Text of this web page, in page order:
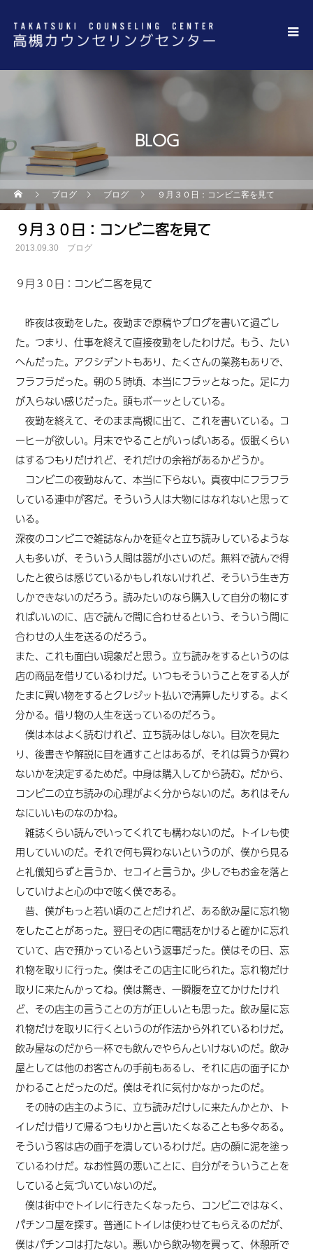
BLOG
ブログ ブログ ９月３０日：コンビニ客を見て
９月３０日：コンビニ客を見て
2013.09.30 ブログ
９月３０日 ： コンビニ客を見て
昨夜は夜勤をした。夜勤まで原稿やブログを書いて過ごし
た。つまり、仕事を終えて直接夜勤をしたわけだ。もう、たい
へんだった。アクシデントもあり、たくさんの業務もありで、
フラフラだった。朝の５時頃、本当にフラッとなった。足に力
が入らない感じだった。頭もボーッとしている。
夜勤を終えて、そのまま高槻に出て、これを書いている。コ
ーヒーが欲しい。月末でやることがいっぱいある。仮眠くらい
はするつもりだけれど、それだけの余裕があるかどうか。
コンビニの夜勤なんて、本当に下らない。真夜中にフラフラ
している連中が客だ。そういう人は大物にはなれないと思って
いる。
深夜のコンビニで雑誌なんかを延々と立ち読みしているような
人も多いが、そういう人間は器が小さいのだ。無料で読んで得
したと彼らは感じているかもしれないけれど、そういう生き方
しかできないのだろう。読みたいのなら購入して自分の物にす
ればいいのに、店で読んで間に合わせるという、そういう間に
合わせの人生を送るのだろう。
また、これも面白い現象だと思う。立ち読みをするというのは
店の商品を借りているわけだ。いつもそういうことをする人が
たまに買い物をするとクレジット払いで清算したりする。よく
分かる。借り物の人生を送っているのだろう。
僕は本はよく読むけれど、立ち読みはしない。目次を見た
り、後書きや解説に目を通すことはあるが、それは買うか買わ
ないかを決定するためだ。中身は購入してから読む。だから、
コンビニの立ち読みの心理がよく分からないのだ。あれはそん
なにいいものなのかね。
雑誌くらい読んでいってくれても構わないのだ。トイレも使
用していいのだ。それで何も買わないというのが、僕から見る
と礼儀知らずと言うか、セコイと言うか。少しでもお金を落と
していけよと心の中で呟く僕である。
昔、僕がもっと若い頃のことだけれど、ある飲み屋に忘れ物
をしたことがあった。翌日その店に電話をかけると確かに忘れ
ていて、店で預かっているという返事だった。僕はその日、忘
れ物を取りに行った。僕はそこの店主に叱られた。忘れ物だけ
取りに来たんかってね。僕は驚き、一瞬腹を立てかけたけれ
ど、その店主の言うことの方が正しいとも思った。飲み屋に忘
れ物だけを取りに行くというのが作法から外れているわけだ。
飲み屋なのだから一杯でも飲んでやらんといけないのだ。飲み
屋としては他のお客さんの手前もあるし、それに店の面子にか
かわることだったのだ。僕はそれに気付かなかったのだ。
その時の店主のように、立ち読みだけしに来たんかとか、ト
イレだけ借りて帰るつもりかと言いたくなることも多々ある。
そういう客は店の面子を潰しているわけだ。店の顔に泥を塗っ
ているわけだ。なお性質の悪いことに、自分がそういうことを
していると気づいていないのだ。
僕は街中でトイレに行きたくなったら、コンビニではなく、
パチンコ屋を探す。普通にトイレは使わせてもらえるのだが、
僕はパチンコは打たない。悪いから飲み物を買って、休憩所で